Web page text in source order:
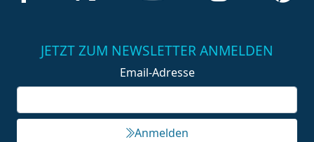
JETZT ZUM NEWSLETTER ANMELDEN
Email-Adresse
Anmelden